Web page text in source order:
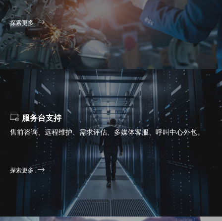
探索更多
服务台支持
售前咨询、远程维护、需求评估、多媒体客服、呼叫中心外包。
探索更多